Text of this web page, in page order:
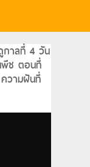
าลที่ 4 วัน
ช ตอนที่
วามฝันที่